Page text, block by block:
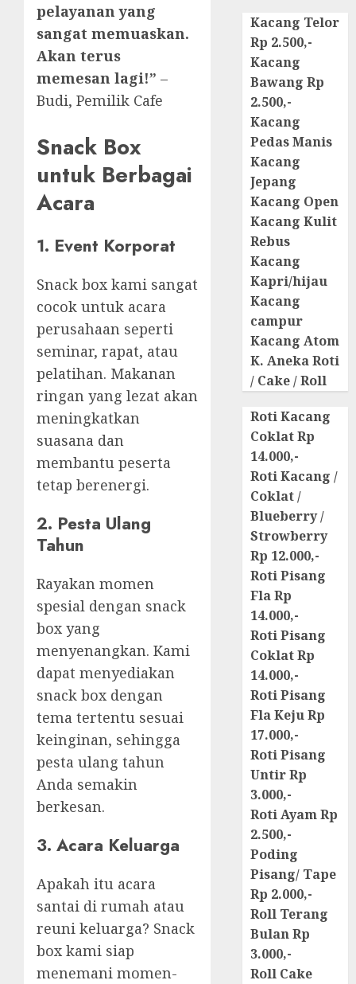
pelayanan yang
sangat memuaskan.
Akan terus
memesan lagi!” –
Budi, Pemilik Cafe
Snack Box
untuk Berbagai
Acara
1. Event Korporat
Snack box kami sangat
cocok untuk acara
perusahaan seperti
seminar, rapat, atau
pelatihan. Makanan
ringan yang lezat akan
meningkatkan
suasana dan
membantu peserta
tetap berenergi.
2. Pesta Ulang
Tahun
Rayakan momen
spesial dengan snack
box yang
menyenangkan. Kami
dapat menyediakan
snack box dengan
tema tertentu sesuai
keinginan, sehingga
pesta ulang tahun
Anda semakin
berkesan.
3. Acara Keluarga
Apakah itu acara
santai di rumah atau
reuni keluarga? Snack
box kami siap
menemani momen-
Kacang Telor
Rp 2.500,-
Kacang
Bawang Rp
2.500,-
Kacang
Pedas Manis
Kacang
Jepang
Kacang Open
Kacang Kulit
Rebus
Kacang
Kapri/hijau
Kacang
campur
Kacang Atom
K. Aneka Roti
/ Cake / Roll
Roti Kacang
Coklat Rp
14.000,-
Roti Kacang /
Coklat /
Blueberry /
Strowberry
Rp 12.000,-
Roti Pisang
Fla Rp
14.000,-
Roti Pisang
Coklat Rp
14.000,-
Roti Pisang
Fla Keju Rp
17.000,-
Roti Pisang
Untir Rp
3.000,-
Roti Ayam Rp
2.500,-
Poding
Pisang/ Tape
Rp 2.000,-
Roll Terang
Bulan Rp
3.000,-
Roll Cake